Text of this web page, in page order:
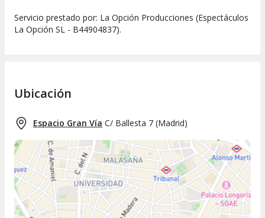
Servicio prestado por: La Opción Producciones (Espectáculos
La Opción SL - B44904837).
Ubicación
Espacio Gran Vía C/ Ballesta 7 (Madrid)